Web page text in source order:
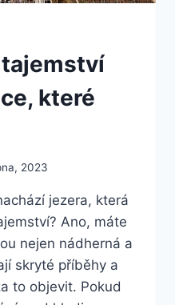
které
2023
jezera, která
Ano, máte
nejen nádherná a
skryté příběhy a
to objevit. Pokud